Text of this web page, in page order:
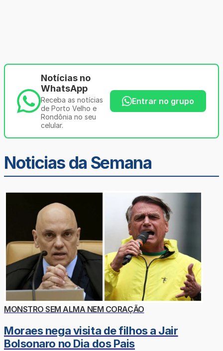
Notícias no
WhatsApp
Receba as notícias
de Porto Velho e
Rondônia no seu
celular.
Entrar no grupo
Noticias da Semana
MONSTRO SEM ALMA NEM CORAÇÃO
Moraes nega visita de filhos a Jair
Bolsonaro no Dia dos Pais